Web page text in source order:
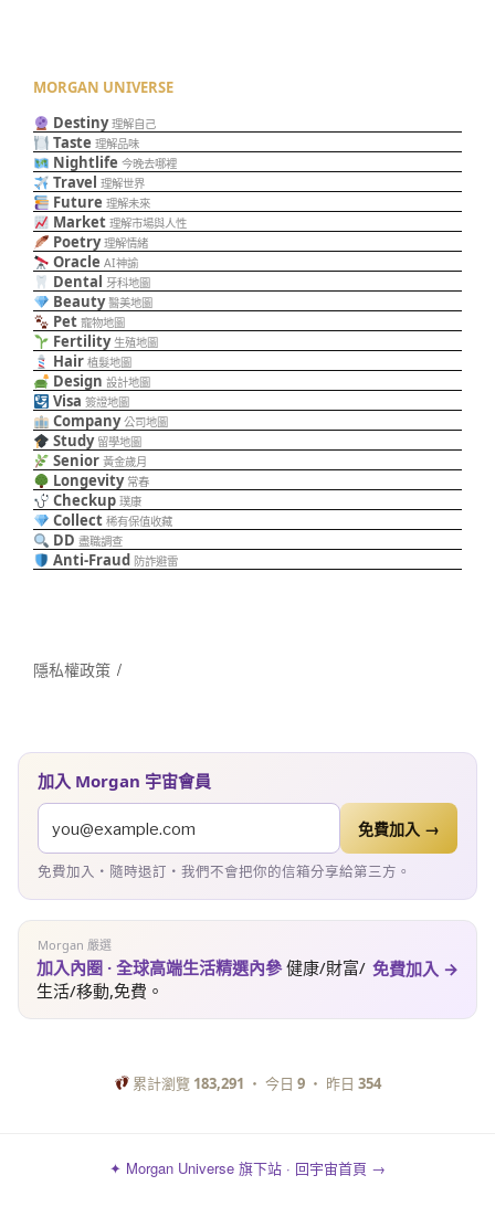
MORGAN UNIVERSE
Destiny 理解自己
Taste 理解品味
Nightlife 今晚去哪裡
Travel 理解世界
Future 理解未來
Market 理解市場與人性
Poetry 理解情緒
Oracle AI神諭
Dental 牙科地圖
Beauty 醫美地圖
Pet 寵物地圖
Fertility 生殖地圖
Hair 植髮地圖
Design 設計地圖
Visa 簽證地圖
Company 公司地圖
Study 留學地圖
Senior 黃金歲月
Longevity 常春
Checkup 璞康
Collect 稀有保值收藏
DD 盡職調查
Anti-Fraud 防詐避雷
隱私權政策
加入 Morgan 宇宙會員
免費加入 →
免費加入・隨時退訂・我們不會把你的信箱分享給第三方。
Morgan 嚴選
加入內圈 · 全球高端生活精選內參健康/財富/
生活/移動,免費。
免費加入 →
累計瀏覽 183,291 ・ 今日9 ・ 昨日354
✦ Morgan Universe 旗下站 · 回宇宙首頁 →